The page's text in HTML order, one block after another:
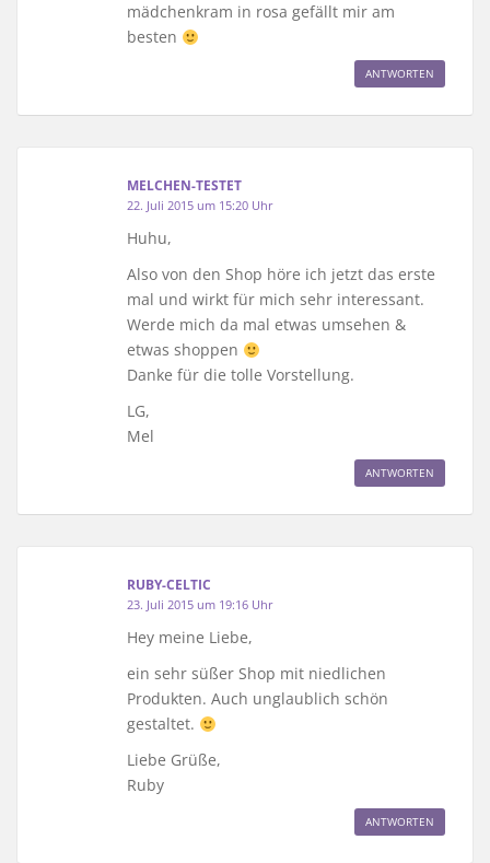
mädchenkram in rosa gefällt mir am
besten
ANTWORTEN
MELCHEN-TESTET
22. Juli 2015 um 15:20 Uhr
Huhu,
Also von den Shop höre ich jetzt das erste
mal und wirkt für mich sehr interessant.
Werde mich da mal etwas umsehen &
etwas shoppen
Danke für die tolle Vorstellung.
LG,
Mel
ANTWORTEN
RUBY-CELTIC
23. Juli 2015 um 19:16 Uhr
Hey meine Liebe,
ein sehr süßer Shop mit niedlichen
Produkten. Auch unglaublich schön
gestaltet.
Liebe Grüße,
Ruby
ANTWORTEN